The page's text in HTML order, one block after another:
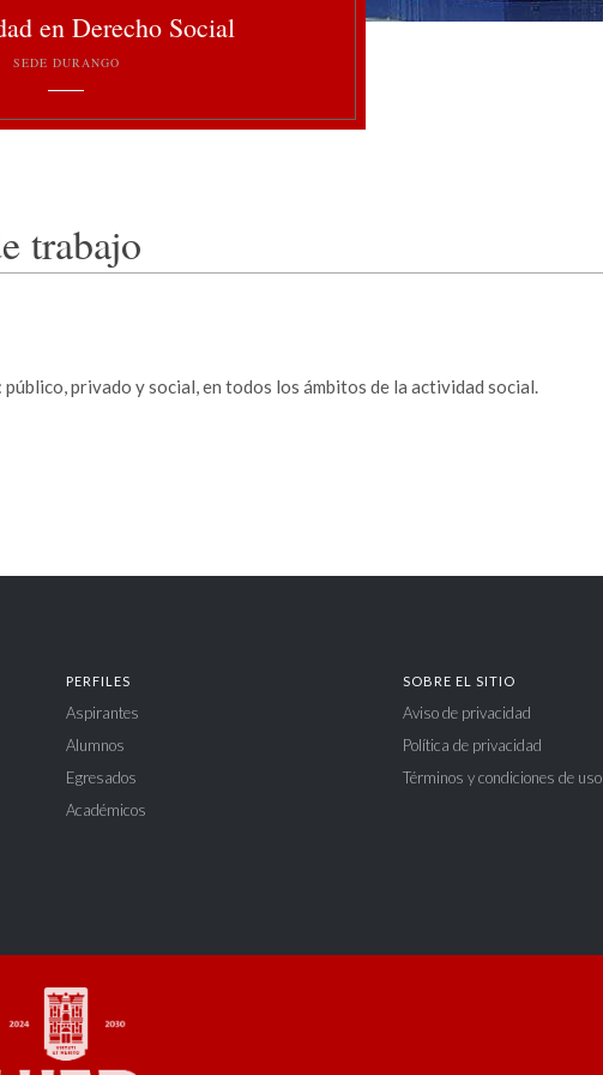
en Derecho Social
SEDE DURANGO
trabajo
privado y social, en todos los ámbitos de la actividad social.
PERFILES
Aspirantes
Alumnos
Egresados
Académicos
SOBRE EL SITIO
Aviso de privacidad
Política de privacidad
Términos y condiciones de uso